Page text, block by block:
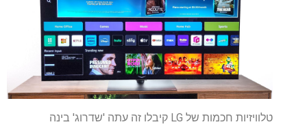
טלוויזיות חכמות של LG קיבלו זה עתה 'שדרוג' בינה